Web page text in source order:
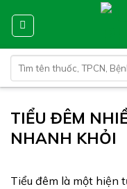
kiếm:
TIỂU ĐÊM
NHANH KHỎI
Tiểu đêm là một hiện